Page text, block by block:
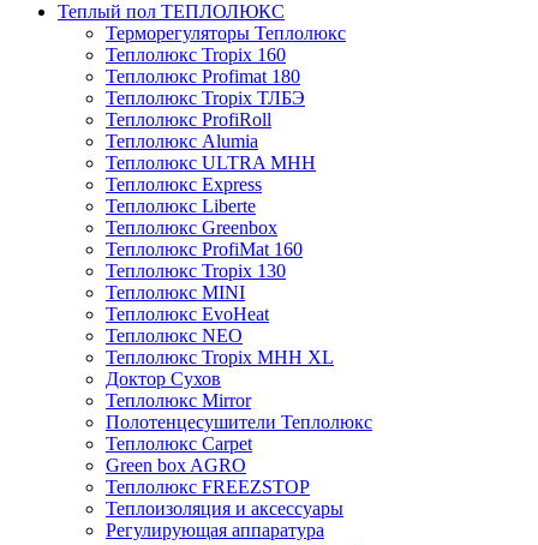
Теплый пол ТЕПЛОЛЮКС
Терморегуляторы Теплолюкс
Теплолюкс Tropix 160
Теплолюкс Profimat 180
Теплолюкс Tropix ТЛБЭ
Теплолюкс ProfiRoll
Теплолюкс Alumia
Теплолюкс ULTRA МНН
Теплолюкс Express
Теплолюкс Liberte
Теплолюкс Greenbox
Теплолюкс ProfiMat 160
Теплолюкс Tropix 130
Теплолюкс MINI
Теплолюкс EvoHeat
Теплолюкс NEO
Теплолюкс Tropix МНН XL
Доктор Сухов
Теплолюкс Mirror
Полотенцесушители Теплолюкс
Теплолюкс Carpet
Green box AGRO
Теплолюкс FREEZSTOP
Теплоизоляция и аксессуары
Регулирующая аппаратура